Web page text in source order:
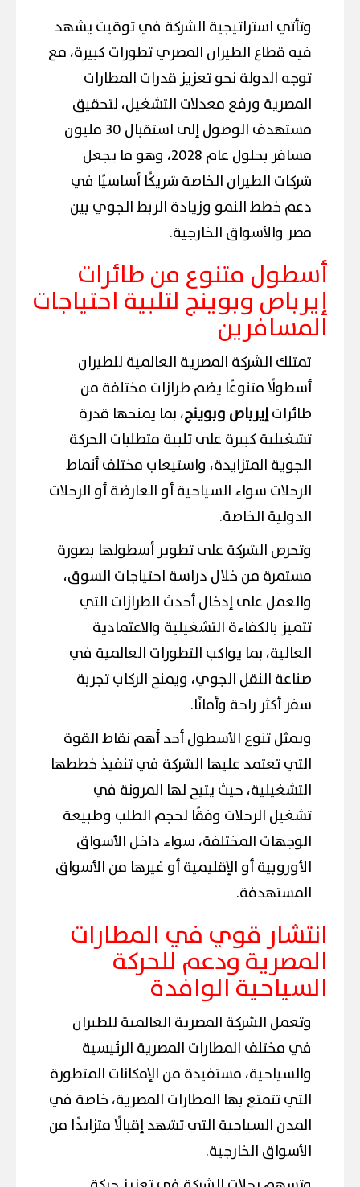
وتأتي استراتيجية الشركة في توقيت يشهد
فيه قطاع الطيران المصري تطورات كبيرة، مع
توجه الدولة نحو تعزيز قدرات المطارات
المصرية ورفع معدلات التشغيل، لتحقيق
مستهدف الوصول إلى استقبال 30 مليون
مسافر بحلول عام 2028، وهو ما يجعل
شركات الطيران الخاصة شريكًا أساسيًا في
دعم خطط النمو وزيادة الربط الجوي بين
مصر والأسواق الخارجية.
أسطول متنوع من طائرات
إيرباص وبوينج لتلبية احتياجات
المسافرين
تمتلك الشركة المصرية العالمية للطيران
أسطولًا متنوعًا يضم طرازات مختلفة من
طائراتإيرباص وبوينج، بما يمنحها قدرة
تشغيلية كبيرة على تلبية متطلبات الحركة
الجوية المتزايدة، واستيعاب مختلف أنماط
الرحلات سواء السياحية أو العارضة أو الرحلات
الدولية الخاصة.
وتحرص الشركة على تطوير أسطولها بصورة
مستمرة من خلال دراسة احتياجات السوق،
والعمل على إدخال أحدث الطرازات التي
تتميز بالكفاءة التشغيلية والاعتمادية
العالية، بما يواكب التطورات العالمية في
صناعة النقل الجوي، ويمنح الركاب تجربة
سفر أكثر راحة وأمانًا.
ويمثل تنوع الأسطول أحد أهم نقاط القوة
التي تعتمد عليها الشركة في تنفيذ خططها
التشغيلية، حيث يتيح لها المرونة في
تشغيل الرحلات وفقًا لحجم الطلب وطبيعة
الوجهات المختلفة، سواء داخل الأسواق
الأوروبية أو الإقليمية أو غيرها من الأسواق
المستهدفة.
انتشار قوي في المطارات
المصرية ودعم للحركة
السياحية الوافدة
وتعمل الشركة المصرية العالمية للطيران
في مختلف المطارات المصرية الرئيسية
والسياحية، مستفيدة من الإمكانات المتطورة
التي تتمتع بها المطارات المصرية، خاصة في
المدن السياحية التي تشهد إقبالًا متزايدًا من
الأسواق الخارجية.